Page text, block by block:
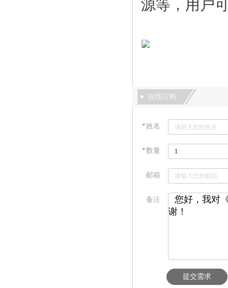
源等，用户
在线订购
＊姓名
＊数量
邮箱
备注
提交需求